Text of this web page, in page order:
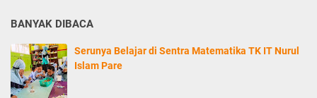
BANYAK DIBACA
Serunya Belajar di Sentra Matematika TK IT Nurul
Islam Pare